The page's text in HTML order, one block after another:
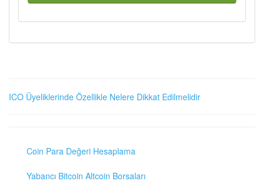
ICO Üyeliklerinde Özellikle Nelere Dikkat Edilmelidir
Coin Para Değeri Hesaplama
Yabancı Bitcoin Altcoin Borsaları